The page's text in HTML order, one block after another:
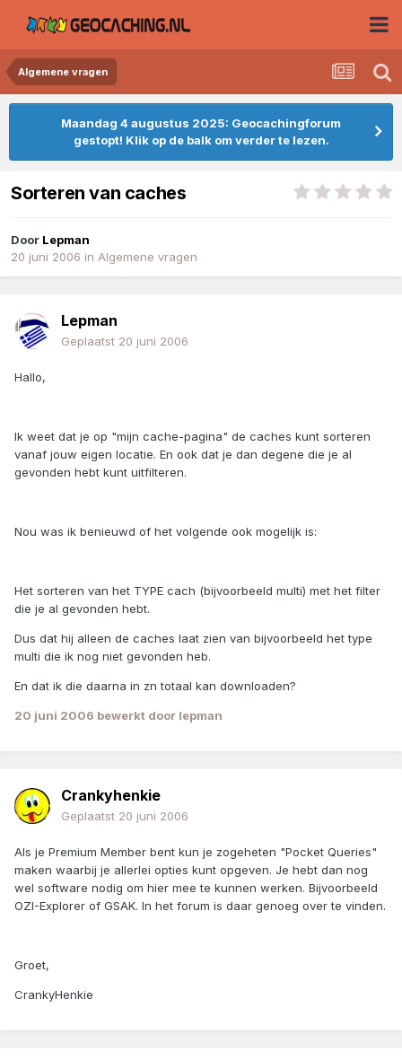
Algemene vragen
Maandag 4 augustus 2025: Geocachingforum
gestopt! Klik op de balk om verder te lezen.
Sorteren van caches
Door Lepman
20 juni 2006 in Algemene vragen
Lepman
Geplaatst 20 juni 2006
Hallo,
Ik weet dat je op "mijn cache-pagina" de caches kunt sorteren
vanaf jouw eigen locatie. En ook dat je dan degene die je al
gevonden hebt kunt uitfilteren.
Nou was ik benieuwd of het volgende ook mogelijk is:
Het sorteren van het TYPE cach (bijvoorbeeld multi) met het filter
die je al gevonden hebt.
Dus dat hij alleen de caches laat zien van bijvoorbeeld het type
multi die ik nog niet gevonden heb.
En dat ik die daarna in zn totaal kan downloaden?
20 juni 2006 bewerkt door lepman
Crankyhenkie
Geplaatst 20 juni 2006
Als je Premium Member bent kun je zogeheten "Pocket Queries"
maken waarbij je allerlei opties kunt opgeven. Je hebt dan nog
wel software nodig om hier mee te kunnen werken. Bijvoorbeeld
OZI-Explorer of GSAK. In het forum is daar genoeg over te vinden.
Groet,
CrankyHenkie